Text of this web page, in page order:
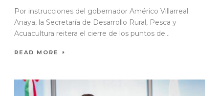
Por instrucciones del gobernador Américo Villarreal
Anaya, la Secretaría de Desarrollo Rural, Pesca y
Acuacultura reitera el cierre de los puntos de...
READ MORE